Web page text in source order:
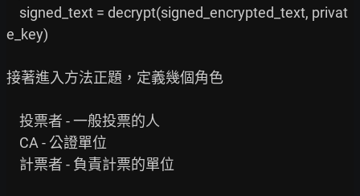
e_key)
接著進入方法正題，定義幾個角色